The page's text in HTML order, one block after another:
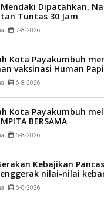
Dipatahkan,
Tuntas 30 Jam
7-8-2026
Kota Payakumbuh
vaksinasi Human
aparatur sipil negara
6-8-2026
Kota Payakumbuh
BERSAMA
6-8-2026
Kebajikan
nilai-nilai
Kota
6-8-2026